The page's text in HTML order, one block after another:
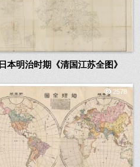
日本明治时期《清国江苏全图》
2578